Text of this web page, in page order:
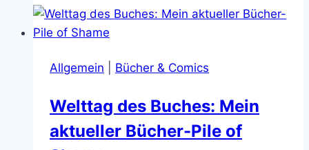
10
C64
Allgemein Bücher & Comics
Welttag des Buches: Mein
aktueller Bücher-Pile of